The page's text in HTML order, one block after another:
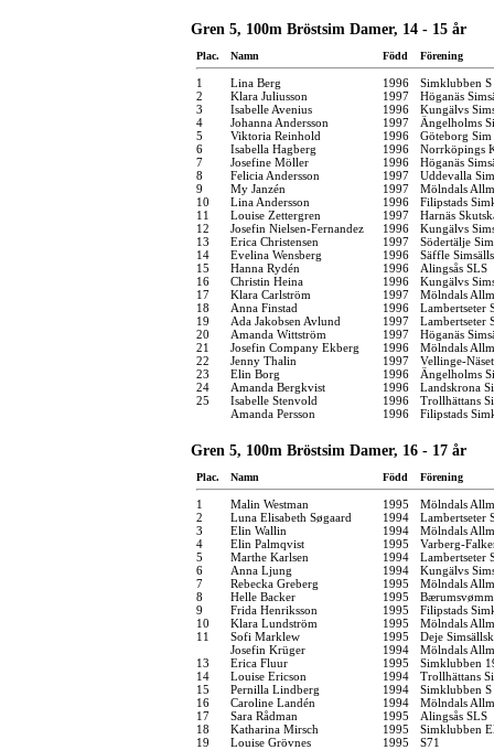
Gren 5, 100m Bröstsim Damer, 14 - 15 år
Plac. Namn Född Förening
1 Lina Berg 1996
Simklubben
2
Klara Juliusson 1997
Höganäs
3
Isabelle Avenius 1996
Kungälvs
4
Johanna Andersson 1997
Ängelholms
5
Viktoria Reinhold 1996
Göteborg Sim
6
Isabella Hagberg 1996
Norrköpings
7
Josefine Möller 1996
Höganäs
8
Felicia Andersson 1997
Uddevalla Sim
9
My Janzén 1997
Mölndals
10
Lina Andersson 1996
Filipstads
11
Louise Zettergren 1997
Harnäs
12
Josefin Nielsen-Fernandez 1996
Kungälvs
13
Erica Christensen 1997
Södertälje
14
Evelina Wensberg 1996
Säffle
15
Hanna Rydén 1996
Alingsås SLS
16
Christin Heina 1996
Kungälvs
17
Klara Carlström 1997
Mölndals
18
Anna Finstad 1996
Lambertseter
19
Ada Jakobsen Avlund 1997
Lambertseter
20
Amanda Wittström 1997
Höganäs
21
Josefin Company Ekberg 1996
Mölndals
22
Jenny Thalin 1997
Vellinge-
23
Elin Borg 1996
Ängelholms
24
Amanda Bergkvist 1996
Landskrona
25
Isabelle Stenvold 1996
Trollhättans
Amanda Persson
1996 Filipstads
Gren 5, 100m Bröstsim Damer, 16 - 17 år
Plac. Namn Född Förening
1 Malin Westman 1995
Mölndals
2
Luna Elisabeth Søgaard 1994
Lambertseter
3
Elin Wallin 1994
Mölndals
4
Elin Palmqvist 1995
Varberg-
5
Marthe Karlsen 1994
Lambertseter
6
Anna Ljung 1994
Kungälvs
7
Rebecka Greberg 1995
Mölndals
8
Helle Backer 1995
9
Frida Henriksson 1995
Filipstads
10
Klara Lundström 1995
Mölndals
11
Sofi Marklew 1995
Deje
Josefin Krüger
1994
Mölndals
13
Erica Fluur 1995
Simklubben
14
Louise Ericson 1994
Trollhättans
15
Pernilla Lindberg 1994
Simklubben
16
Caroline Landén 1994
Mölndals
17
Sara Rådman 1995
Alingsås SLS
18
Katharina Mirsch 1995
Simklubben
19
Louise Grövnes 1995 S71